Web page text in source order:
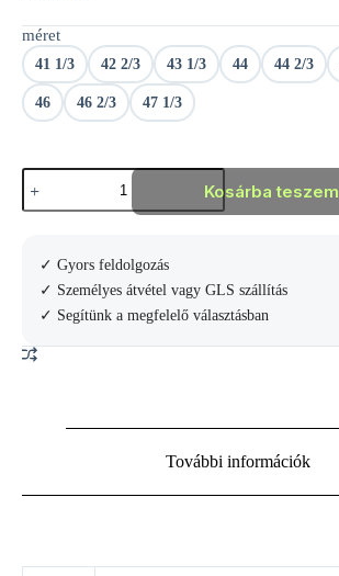
méret
41 1/3 42 2/3 43 1/3 44 44 2/3
46 46 2/3 47 1/3
Wilson
Rush
Pro
teniszcipő
mennyiség
Kosárba teszem
✓ Gyors feldolgozás
✓ Személyes átvétel vagy GLS szállítás
✓ Segítünk a megfelelő választásban
További információk